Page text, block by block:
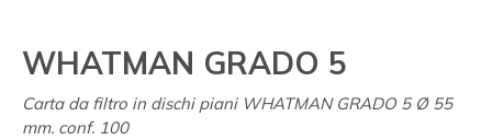
WHATMAN GRADO 5
Carta da filtro in dischi piani WHATMAN GRADO 5 Ø 55
mm. conf. 100